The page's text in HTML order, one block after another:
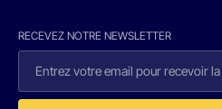
RECEVEZ NOTRE NEWSLETTER